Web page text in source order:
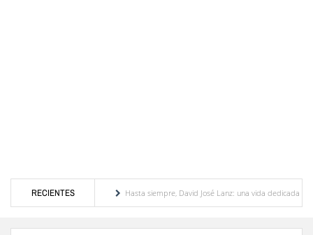
RECIENTES
de Venezuela"
Hasta siempre, David José Lanz: una vida dedicada con